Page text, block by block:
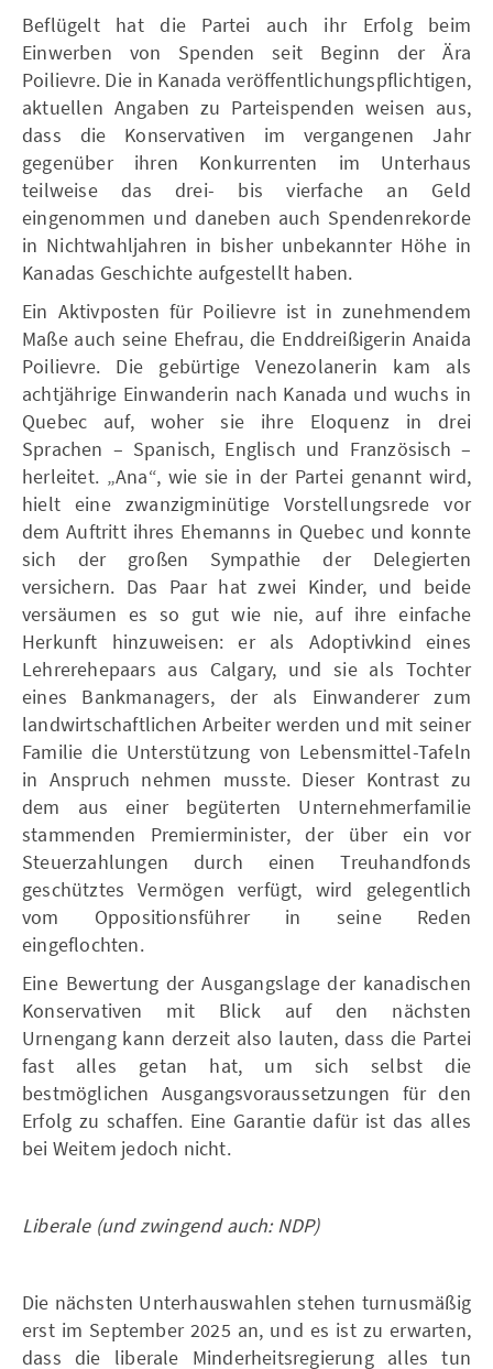
Beflügelt hat die Partei auch ihr Erfolg beim
Einwerben von Spenden seit Beginn der Ära
Poilievre. Die in Kanada veröffentlichungspflichtigen,
aktuellen Angaben zu Parteispenden weisen aus,
dass die Konservativen im vergangenen Jahr
gegenüber ihren Konkurrenten im Unterhaus
teilweise das drei- bis vierfache an Geld
eingenommen und daneben auch Spendenrekorde
in Nichtwahljahren in bisher unbekannter Höhe in
Kanadas Geschichte aufgestellt haben.
Ein Aktivposten für Poilievre ist in zunehmendem
Maße auch seine Ehefrau, die Enddreißigerin Anaida
Poilievre. Die gebürtige Venezolanerin kam als
achtjährige Einwanderin nach Kanada und wuchs in
Quebec auf, woher sie ihre Eloquenz in drei
Sprachen – Spanisch, Englisch und Französisch –
herleitet. „Ana“, wie sie in der Partei genannt wird,
hielt eine zwanzigminütige Vorstellungsrede vor
dem Auftritt ihres Ehemanns in Quebec und konnte
sich der großen Sympathie der Delegierten
versichern. Das Paar hat zwei Kinder, und beide
versäumen es so gut wie nie, auf ihre einfache
Herkunft hinzuweisen: er als Adoptivkind eines
Lehrerehepaars aus Calgary, und sie als Tochter
eines Bankmanagers, der als Einwanderer zum
landwirtschaftlichen Arbeiter werden und mit seiner
Familie die Unterstützung von Lebensmittel-Tafeln
in Anspruch nehmen musste. Dieser Kontrast zu
dem aus einer begüterten Unternehmerfamilie
stammenden Premierminister, der über ein vor
Steuerzahlungen durch einen Treuhandfonds
geschütztes Vermögen verfügt, wird gelegentlich
vom Oppositionsführer in seine Reden
eingeflochten.
Eine Bewertung der Ausgangslage der kanadischen
Konservativen mit Blick auf den nächsten
Urnengang kann derzeit also lauten, dass die Partei
fast alles getan hat, um sich selbst die
bestmöglichen Ausgangsvoraussetzungen für den
Erfolg zu schaffen. Eine Garantie dafür ist das alles
bei Weitem jedoch nicht.
Liberale (und zwingend auch: NDP)
Die nächsten Unterhauswahlen stehen turnusmäßig
erst im September 2025 an, und es ist zu erwarten,
dass die liberale Minderheitsregierung alles tun